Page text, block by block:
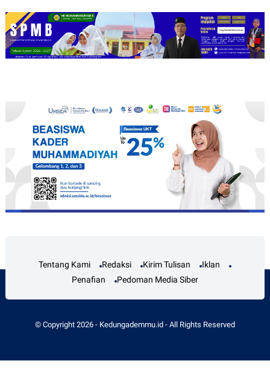
Tentang Kami Redaksi Kirim Tulisan
Iklan
Penafian
Pedoman Media Siber
© Copyright 2026- Kedungademmu.id- All Rights Reserved